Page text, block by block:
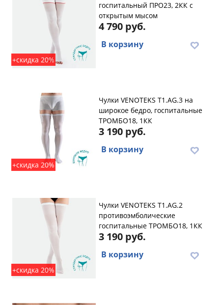
+скидка 20%
госпитальный ПРО23, 2КК с
открытым мысом
4 790 руб.
В корзину
+скидка 20%
Чулки VENOTEKS T1.AG.3 на
широкое бедро, госпитальные
ТРОМБО18, 1КК
3 190 руб.
В корзину
+скидка 20%
Чулки VENOTEKS T1.AG.2
противоэмболические
госпитальные ТРОМБО18, 1КК
3 190 руб.
В корзину